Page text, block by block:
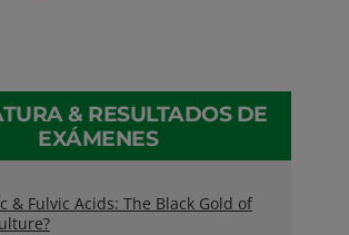
& RESULTADOS DE
EXÁMENES
& Fulvic Acids: The Black Gold of